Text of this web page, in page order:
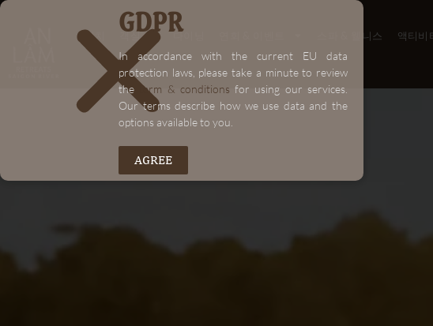
위치 객실 다이닝 스파 & 웰니스 액티비
"+chaty_settings.lang.emoji_picker+"
"+chaty_settings.lang.emoji_picker+"
GDPR
In accordance with the current EU data
protection laws, please take a minute to review
the term & conditions for using our services.
Our terms describe how we use data and the
options available to you.
AGREE